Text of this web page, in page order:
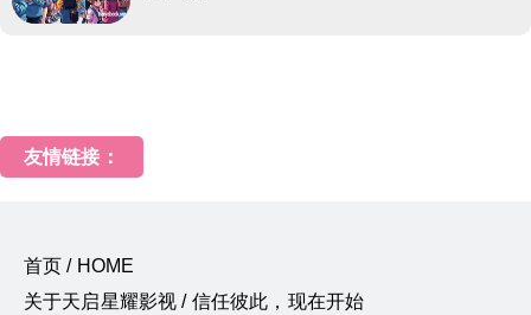
友情链接：
首页 / HOME
关于天启星耀影视 / 信任彼此，现在开始